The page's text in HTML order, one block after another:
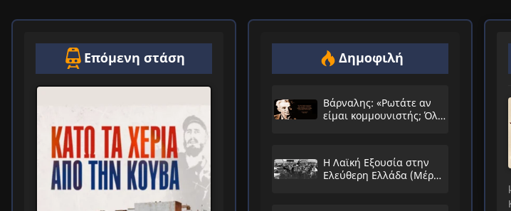
Επόμενη στάση Δημοφιλή
Βάρναλης: «Ρωτάτε αν
είμαι κομμουνιστής; Όλο
Η Λαϊκή Εξουσία στην
Ελεύθερη Ελλάδα (Μέρος